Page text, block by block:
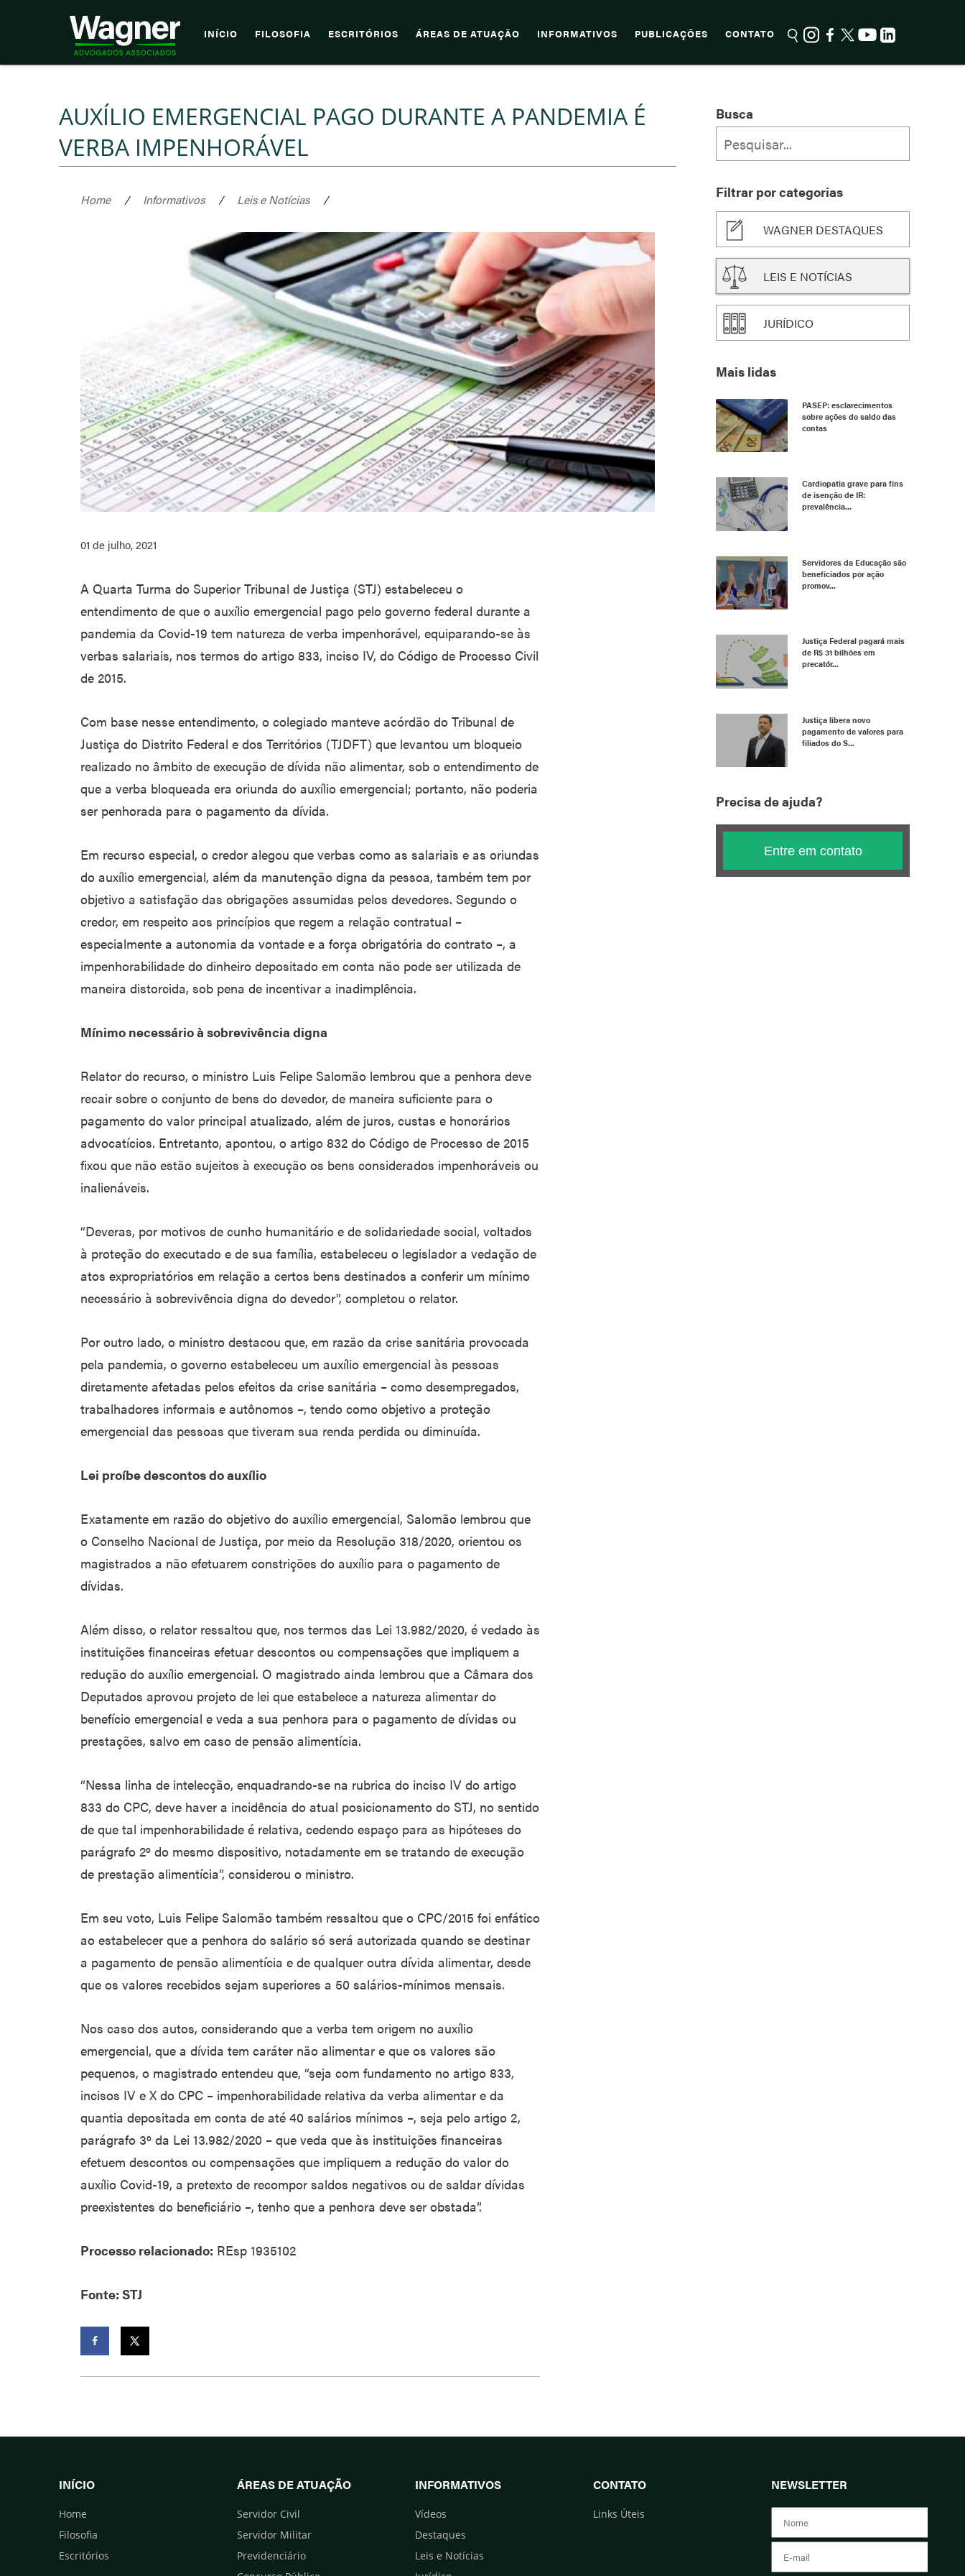
INÍCIO FILOSOFIA ESCRITÓRIOS ÁREAS DE ATUAÇÃO INFORMATIVOS PUBLICAÇÕES CONTATO
AUXÍLIO EMERGENCIAL PAGO DURANTE A PANDEMIA É
VERBA IMPENHORÁVEL ​
Home / Informativos / Leis e Notícias /
01 de julho, 2021
A Quarta Turma do Superior Tribunal de Justiça (STJ) estabeleceu o
entendimento de que o auxílio emergencial pago pelo governo federal durante a
pandemia da Covid-19 tem natureza de verba impenhorável, equiparando-se às
verbas salariais, nos termos do artigo 833, inciso IV, do Código de Processo Civil
de 2015.
Com base nesse entendimento, o colegiado manteve acórdão do Tribunal de
Justiça do Distrito Federal e dos Territórios (TJDFT) que levantou um bloqueio
realizado no âmbito de execução de dívida não alimentar, sob o entendimento de
que a verba bloqueada era oriunda do auxílio emergencial; portanto, não poderia
ser penhorada para o pagamento da dívida.
Em recurso especial, o credor alegou que verbas como as salariais e as oriundas
do auxílio emergencial, além da manutenção digna da pessoa, também tem por
objetivo a satisfação das obrigações assumidas pelos devedores. Segundo o
credor, em respeito aos princípios que regem a relação contratual –
especialmente a autonomia da vontade e a força obrigatória do contrato –, a
impenhorabilidade do dinheiro depositado em conta não pode ser utilizada de
maneira distorcida, sob pena de incentivar a inadimplência.
Mínimo necessário à sobrevivência digna
Relator do recurso, o ministro Luis Felipe Salomão lembrou que a penhora deve
recair sobre o conjunto de bens do devedor, de maneira suficiente para o
pagamento do valor principal atualizado, além de juros, custas e honorários
advocatícios. Entretanto, apontou, o artigo 832 do Código de Processo de 2015
fixou que não estão sujeitos à execução os bens considerados impenhoráveis ou
inalienáveis.
“Deveras, por motivos de cunho humanitário e de solidariedade social, voltados
à proteção do executado e de sua família, estabeleceu o legislador a vedação de
atos expropriatórios em relação a certos bens destinados a conferir um mínimo
necessário à sobrevivência digna do devedor”, completou o relator.
Por outro lado, o ministro destacou que, em razão da crise sanitária provocada
pela pandemia, o governo estabeleceu um auxílio emergencial às pessoas
diretamente afetadas pelos efeitos da crise sanitária – como desempregados,
trabalhadores informais e autônomos –, tendo como objetivo a proteção
emergencial das pessoas que tiveram sua renda perdida ou diminuída.
Lei proíbe descontos do auxílio
Exatamente em razão do objetivo do auxílio emergencial, Salomão lembrou que
o Conselho Nacional de Justiça, por meio da Resolução 318/2020, orientou os
magistrados a não efetuarem constrições do auxílio para o pagamento de
dívidas.
Além disso, o relator ressaltou que, nos termos das Lei 13.982/2020, é vedado às
instituições financeiras efetuar descontos ou compensações que impliquem a
redução do auxílio emergencial. O magistrado ainda lembrou que a Câmara dos
Deputados aprovou projeto de lei que estabelece a natureza alimentar do
benefício emergencial e veda a sua penhora para o pagamento de dívidas ou
prestações, salvo em caso de pensão alimentícia.
“Nessa linha de intelecção, enquadrando-se na rubrica do inciso IV do artigo
833 do CPC, deve haver a incidência do atual posicionamento do STJ, no sentido
de que tal impenhorabilidade é relativa, cedendo espaço para as hipóteses do
parágrafo 2º do mesmo dispositivo, notadamente em se tratando de execução
de prestação alimentícia”, considerou o ministro.
Em seu voto, Luis Felipe Salomão também ressaltou que o CPC/2015 foi enfático
ao estabelecer que a penhora do salário só será autorizada quando se destinar
a pagamento de pensão alimentícia e de qualquer outra dívida alimentar, desde
que os valores recebidos sejam superiores a 50 salários-mínimos mensais.
Nos caso dos autos, considerando que a verba tem origem no auxílio
emergencial, que a dívida tem caráter não alimentar e que os valores são
pequenos, o magistrado entendeu que, “seja com fundamento no artigo 833,
incisos IV e X do CPC – impenhorabilidade relativa da verba alimentar e da
quantia depositada em conta de até 40 salários mínimos –, seja pelo artigo 2,
parágrafo 3º da Lei 13.982/2020 – que veda que às instituições financeiras
efetuem descontos ou compensações que impliquem a redução do valor do
auxílio Covid-19, a pretexto de recompor saldos negativos ou de saldar dívidas
preexistentes do beneficiário –, tenho que a penhora deve ser obstada”.
Processo relacionado: REsp 1935102
Fonte: STJ
Busca
Filtrar por categorias
WAGNER DESTAQUES
LEIS E NOTÍCIAS
JURÍDICO
Mais lidas
PASEP: esclarecimentos
sobre ações do saldo das
contas
Cardiopatia grave para fins
de isenção de IR:
prevalência...
Servidores da Educação são
beneficiados por ação
promov...
Justiça Federal pagará mais
de R$ 31 bilhões em
precatór...
Justiça libera novo
pagamento de valores para
filiados do S...
Precisa de ajuda?
Entre em contato
INÍCIO
Home
Filosofia
Escritórios
ÁREAS DE ATUAÇÃO
Servidor Civil
Servidor Militar
Previdenciário
INFORMATIVOS
Vídeos
Destaques
Leis e Notícias
CONTATO
Links Úteis
NEWSLETTER